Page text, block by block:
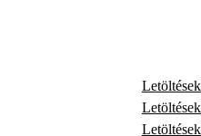
Letöltések
Letöltések
Letöltések